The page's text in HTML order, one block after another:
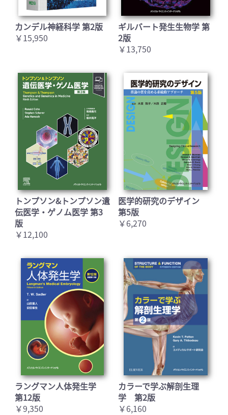
お買い物を続ける カートへ進む
カンデル神経科学 第2版
￥15,950
ギルバート発生生物学 第
2版
￥13,750
トンプソン&トンプソン遺
伝医学・ゲノム医学 第3
版
￥12,100
医学的研究のデザイン
第5版
￥6,270
ラングマン人体発生学
第12版
￥9,350
カラーで学ぶ解剖生理
学 第2版
￥6,160